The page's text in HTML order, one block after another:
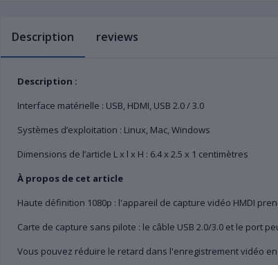
Description reviews
Description :
Interface matérielle : USB, HDMI, USB 2.0 / 3.0
Systèmes d’exploitation : Linux, Mac, Windows
Dimensions de l’article L x l x H : 6.4 x 2.5 x 1 centimètres
À propos de cet article
Haute définition 1080p : l'appareil de capture vidéo HMDI
Carte de capture sans pilote : le câble USB 2.0/3.0 et le port
Vous pouvez réduire le retard dans l'enregistrement vidéo